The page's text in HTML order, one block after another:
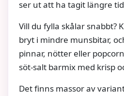
ser ut att ha tagit längre
Vill du fylla skålar snabbt?
bryt i mindre munsbitar,
pinnar, nötter eller
söt‑salt barmix med krisp
Det finns massor av